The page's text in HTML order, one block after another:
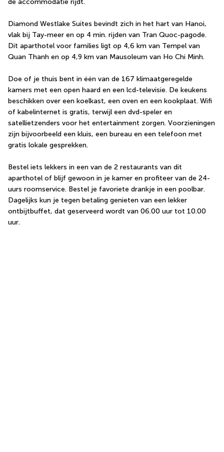
Diamond Westlake Suites bevindt zich in het hart van Hanoi,
vlak bij Tay-meer en op 4 min. rijden van Tran Quoc-pagode.
Dit aparthotel voor families ligt op 4,6 km van Tempel van
Quan Thanh en op 4,9 km van Mausoleum van Ho Chi Minh.
Doe of je thuis bent in één van de 167 klimaatgeregelde
kamers met een open haard en een lcd-televisie. De keukens
beschikken over een koelkast, een oven en een kookplaat. Wifi
of kabelinternet is gratis, terwijl een dvd-speler en
satellietzenders voor het entertainment zorgen. Voorzieningen
zijn bijvoorbeeld een kluis, een bureau en een telefoon met
gratis lokale gesprekken.
Bestel iets lekkers in een van de 2 restaurants van dit
aparthotel of blijf gewoon in je kamer en profiteer van de 24-
uurs roomservice. Bestel je favoriete drankje in een poolbar.
Dagelijks kun je tegen betaling genieten van een lekker
ontbijtbuffet, dat geserveerd wordt van 06.00 uur tot 10.00
uur.